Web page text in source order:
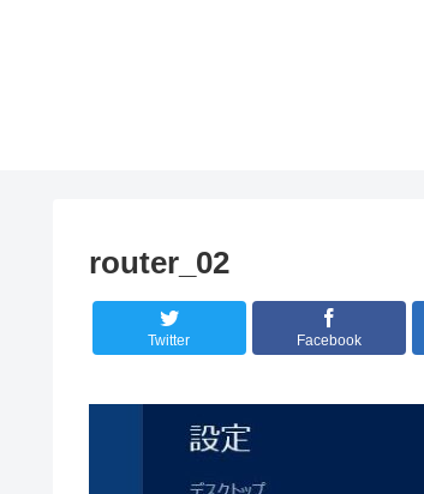
router_02
Twitter Facebook